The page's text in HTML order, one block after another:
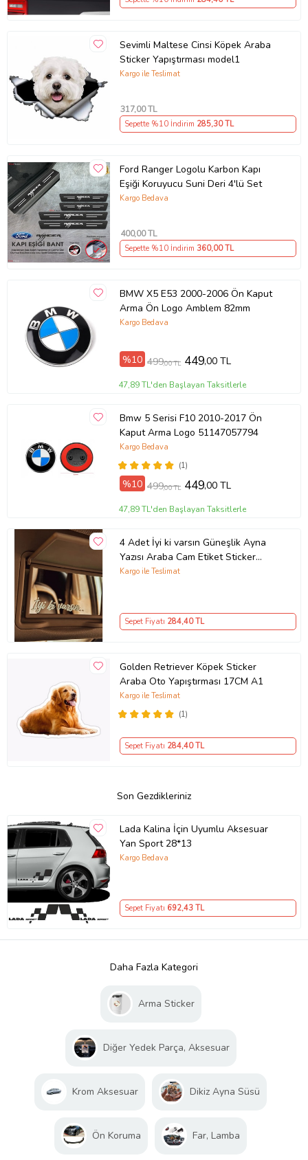
Sevimli Maltese Cinsi Köpek Araba
Sticker Yapıştırması model1
Kargo ile Teslimat
317,00 TL
Sepette %10 İndirim 285,30 TL
Ford Ranger Logolu Karbon Kapı
Eşiği Koruyucu Suni Deri 4'lü Set
Kargo Bedava
400,00 TL
Sepette %10 İndirim 360,00 TL
BMW X5 E53 2000-2006 Ön Kaput
Arma Ön Logo Amblem 82mm
Kargo Bedava
%10 499,00 TL 449,00 TL
47,89 TL'den Başlayan Taksitlerle
Bmw 5 Serisi F10 2010-2017 Ön
Kaput Arma Logo 51147057794
(1)
Kargo Bedava
%10 499,00 TL 449,00 TL
47,89 TL'den Başlayan Taksitlerle
4 Adet İyi ki varsın Güneşlik Ayna
Yazısı Araba Cam Etiket Sticker
8x2cm
Kargo ile Teslimat
Sepet Fiyatı 284,40 TL
Golden Retriever Köpek Sticker
Araba Oto Yapıştırması 17CM A1
(1)
Kargo ile Teslimat
Sepet Fiyatı 284,40 TL
Son Gezdikleriniz
Lada Kalina İçin Uyumlu Aksesuar
Yan Sport 28*13
Kargo Bedava
Sepet Fiyatı 692,43 TL
Daha Fazla Kategori
Arma Sticker
Diğer Yedek Parça, Aksesuar
Krom Aksesuar Dikiz Ayna Süsü
Ön Koruma Far, Lamba